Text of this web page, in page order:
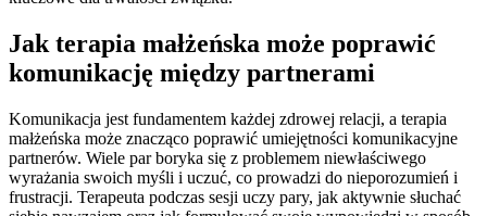
Jak terapia małżeńska może poprawić
komunikację między partnerami
Komunikacja jest fundamentem każdej zdrowej relacji, a terapia
małżeńska może znacząco poprawić umiejętności komunikacyjne
partnerów. Wiele par boryka się z problemem niewłaściwego
wyrażania swoich myśli i uczuć, co prowadzi do nieporozumień i
frustracji. Terapeuta podczas sesji uczy pary, jak aktywnie słuchać